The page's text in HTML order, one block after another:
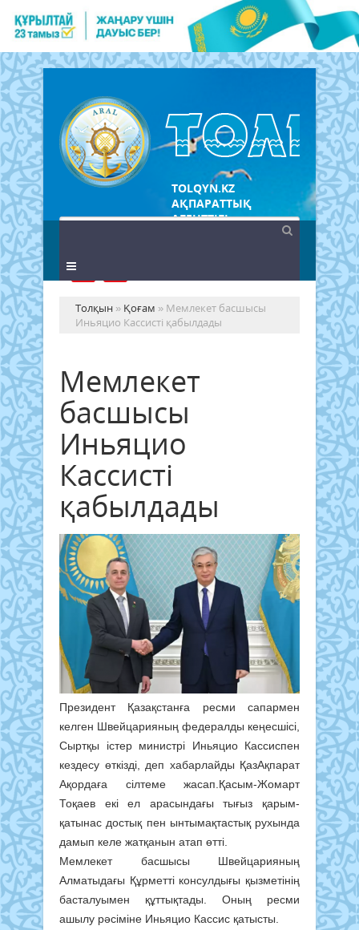
TOLQYN.KZ
АҚПАРАТТЫҚ
АГЕНТТІГІ
Толқын » Қоғам » Мемлекет басшысы
Иньяцио Кассисті қабылдады
Мемлекет
басшысы
Иньяцио
Кассисті
қабылдады
Президент Қазақстанға ресми сапармен
келген Швейцарияның федералды кеңесшісі,
Сыртқы істер министрі Иньяцио Кассиспен
кездесу өткізді, деп хабарлайды ҚазАқпарат
Ақордаға сілтеме жасап.Қасым-Жомарт
Тоқаев екі ел арасындағы тығыз қарым-
қатынас достық пен ынтымақтастық рухында
дамып келе жатқанын атап өтті.
Мемлекет басшысы Швейцарияның
Алматыдағы Құрметті консулдығы қызметінің
басталуымен құттықтады. Оның ресми
ашылу рәсіміне Иньяцио Кассис қатысты.